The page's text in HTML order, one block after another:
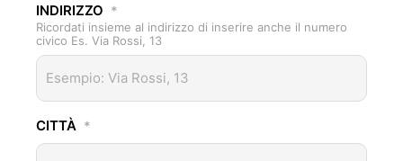
INDIRIZZO *
Ricordati insieme al indirizzo di inserire anche il numero
civico Es. Via Rossi, 13
CITTÀ *